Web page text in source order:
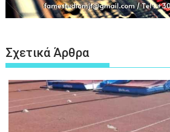
Σχετικά Άρθρα